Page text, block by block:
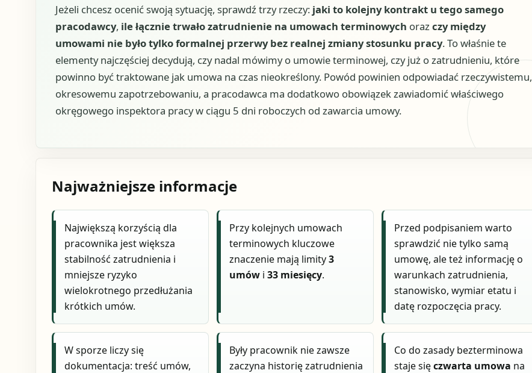
Jeżeli chcesz ocenić swoją sytuację, sprawdź trzy rzeczy: jaki to kolejny kontrakt u tego samego
pracodawcy, ile łącznie trwało zatrudnienie na umowach terminowych orazczy między
umowami nie było tylko formalnej przerwy bez realnej zmiany stosunku pracy. To właśnie te
elementy najczęściej decydują, czy nadal mówimy o umowie terminowej, czy już o zatrudnieniu, które
powinno być traktowane jak umowa na czas nieokreślony. Powód powinien odpowiadać rzeczywistemu,
okresowemu zapotrzebowaniu, a pracodawca ma dodatkowo obowiązek zawiadomić właściwego
okręgowego inspektora pracy w ciągu 5 dni roboczych od zawarcia umowy.
Najważniejsze informacje
Największą korzyścią dla
pracownika jest większa
stabilność zatrudnienia i
mniejsze ryzyko
wielokrotnego przedłużania
krótkich umów.
Przy kolejnych umowach
terminowych kluczowe
znaczenie mają limity3
umów i33 miesięcy.
Przed podpisaniem warto
sprawdzić nie tylko samą
umowę, ale też informację o
warunkach zatrudnienia,
stanowisko, wymiar etatu i
datę rozpoczęcia pracy.
W sporze liczy się
dokumentacja: treść umów,
Były pracownik nie zawsze
zaczyna historię zatrudnienia
Co do zasady bezterminowa
staje sięczwarta umowa na